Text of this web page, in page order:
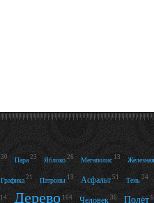
30 Пара 23 Яблоко 26 Мегаполис 13
Графика 21 Патроны 13 Асфальт 51 Тень 24
14 Дерево 164 Человек 36 Полёт